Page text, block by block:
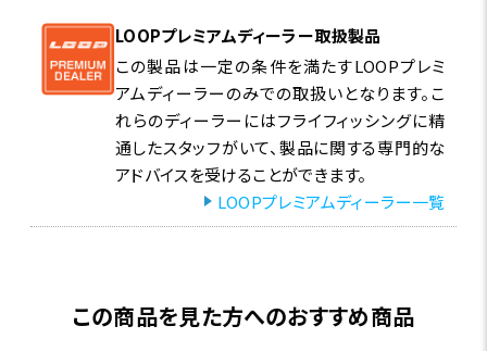
LOOPプレミアムディーラー取扱製品
この製品は一定の条件を満たすLOOPプレミ
アムディーラーのみでの取扱いとなります。こ
れらのディーラーにはフライフィッシングに精
通したスタッフがいて、製品に関する専門的な
アドバイスを受けることができます。
LOOPプレミアムディーラー一覧
この商品を見た方へのおすすめ商品